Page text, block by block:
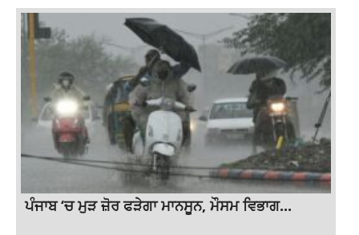
ਪੰਜਾਬ ‘ਚ ਮੁੜ ਜ਼ੋਰ ਫੜੇਗਾ ਮਾਨਸੂਨ, ਮੌਸਮ ਵਿਭਾਗ...